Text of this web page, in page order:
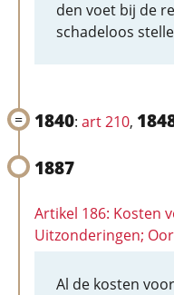
den voet bij de
schadeloos
1840: art 210,
1887
Artikel 186: Kosten
Uitzonderingen;
Al de kosten